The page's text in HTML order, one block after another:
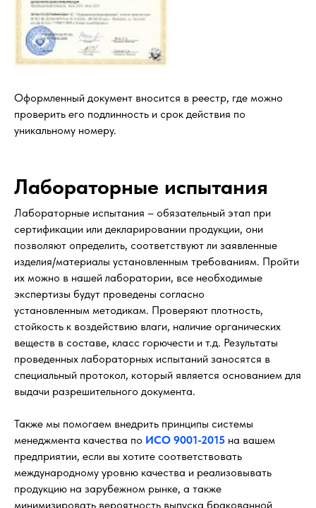
Оформленный документ вносится в реестр, где можно
проверить его подлинность и срок действия по
уникальному номеру.
Лабораторные испытания
Лабораторные испытания – обязательный этап при
сертификации или декларировании продукции, они
позволяют определить, соответствуют ли заявленные
изделия/материалы установленным требованиям. Пройти
их можно в нашей лаборатории, все необходимые
экспертизы будут проведены согласно
установленным методикам. Проверяют плотность,
стойкость к воздействию влаги, наличие органических
веществ в составе, класс горючести и т.д. Результаты
проведенных лабораторных испытаний заносятся в
специальный протокол, который является основанием для
выдачи разрешительного документа.
Также мы помогаем внедрить принципы системы
менеджмента качества по ИСО 9001-2015 на вашем
предприятии, если вы хотите соответствовать
международному уровню качества и реализовывать
продукцию на зарубежном рынке, а также
минимизировать вероятность выпуска бракованной